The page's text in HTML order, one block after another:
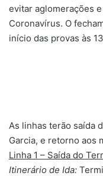
evitar aglomerações
Coronavírus. O
início das provas às
As linhas terão saída
Garcia, e retorno aos
Linha 1 – Saída do
Itinerário de Ida: